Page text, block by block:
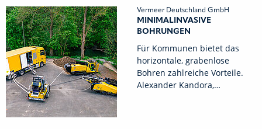
Vermeer Deutschland GmbH
MINIMALINVASIVE
BOHRUNGEN
Für Kommunen bietet das
horizontale, grabenlose
Bohren zahlreiche Vorteile.
Alexander Kandora,…